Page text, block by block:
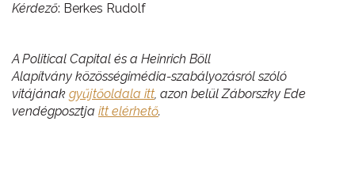
Kérdező: Berkes Rudolf
A Political Capital és a Heinrich Böll
Alapítvány közösségimédia-szabályozásról szóló
vitájának gyűjtőoldala itt, azon belül Záborszky Ede
vendégposztja itt elérhető.